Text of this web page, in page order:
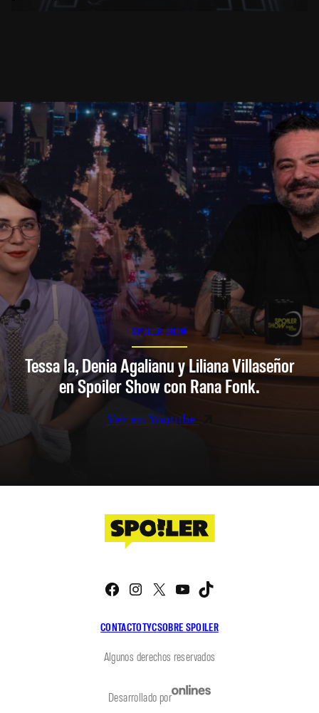
SPOILER SHOW
Tessa Ia, Denia Agalianu y Liliana Villaseñor
en Spoiler Show con Rana Fonk.
Ver en Youtube
CONTACTOTYCSOBRE SPOILER
Facebook
Instagram
X YouTube
Algunos derechos reservados
Desarrollado por